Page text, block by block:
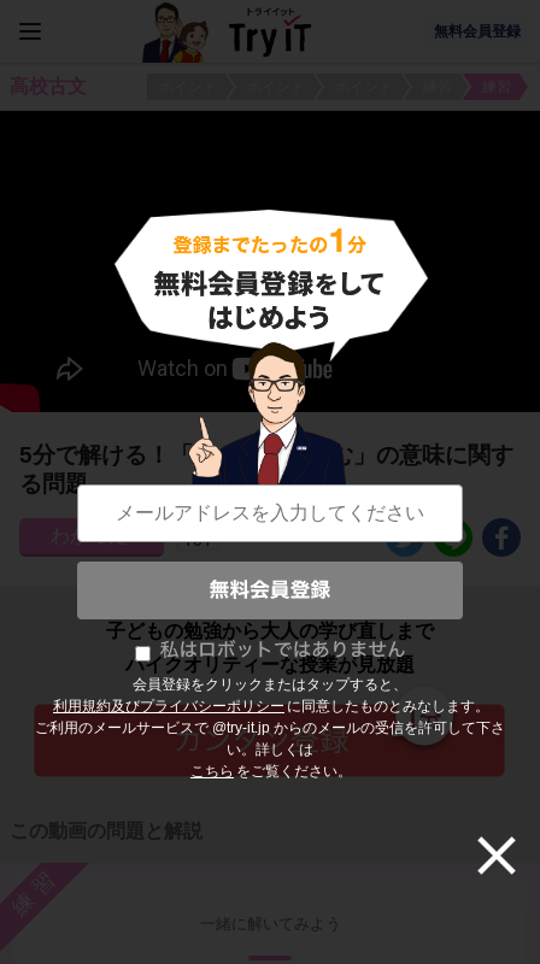
無料会員登録
会員登録をクリックまたはタップすると、
利用規約及びプライバシーポリシーに同意したものとみなします。
ご利用のメールサービスで @try-it.jp からのメールの受信を許可して下さ
い。詳しくは
こちら をご覧ください。
高校古文 練習
5分で解ける！「す・さす・しむ」の意味に関す
る問題
101
子どもの勉強から大人の学び直しまで
ハイクオリティーな授業が見放題
この動画の問題と解説
練習
一緒に解いてみよう